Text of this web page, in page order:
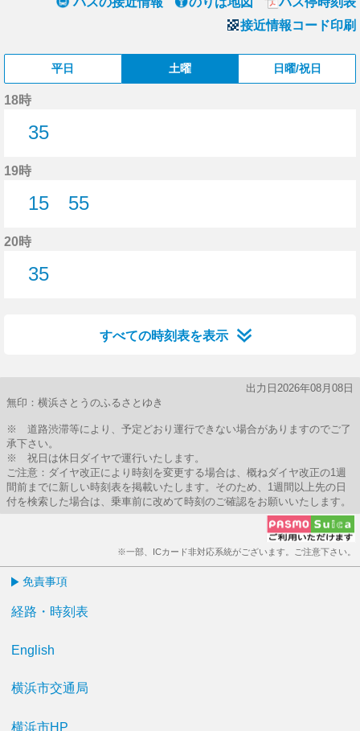
接近情報コード印刷
平日 土曜 日曜/祝日
18時
35
19時
15
55
20時
35
すべての時刻表を表示
出力日2026年08月08日
無印：横浜さとうのふるさとゆき
※ 道路渋滞等により、予定どおり運行できない場合がありますのでご了
承下さい。
※ 祝日は休日ダイヤで運行いたします。
ご注意：ダイヤ改正により時刻を変更する場合は、概ねダイヤ改正の1週
間前までに新しい時刻表を掲載いたします。そのため、1週間以上先の日
付を検索した場合は、乗車前に改めて時刻のご確認をお願いいたします。
※一部、ICカード非対応系統がございます。ご注意下さい。
免責事項
経路・時刻表
English
横浜市交通局
横浜市HP